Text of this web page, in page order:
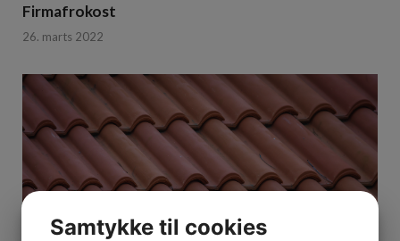
Firmafrokost
26. marts 2022
Samtykke til cookies